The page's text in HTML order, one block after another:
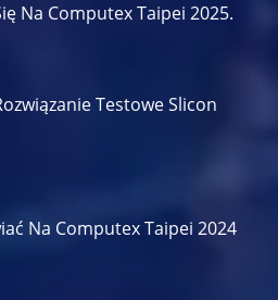
Na Computex Taipei 2025.
Testowe Slicon
Na Computex Taipei 2024